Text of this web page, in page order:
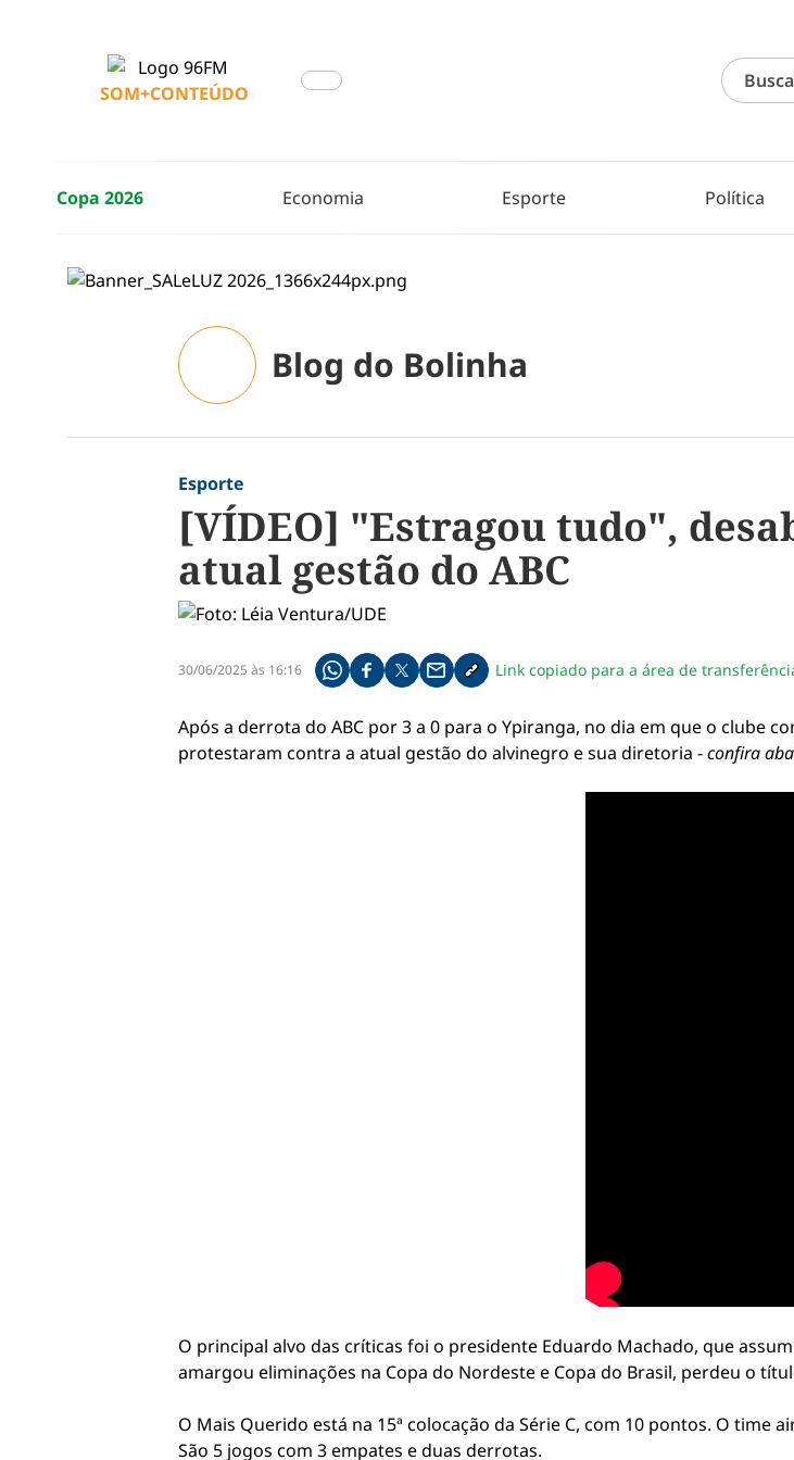
SOM+CONTEÚDO
Copa 2026 Economia Esporte Política
Blog do Bolinha
Esporte
[VÍDEO] "Estragou tudo",
atual gestão do ABC
30/06/2025 às 16:16 Compartilhe pelo whatsapp
Compartilhar no facebook
Compartilhar no twitter
Compartilhe pelo email
Copiar link da notícia
Link copiado para a área de
Após a derrota do ABC por 3 a 0 para o Ypiranga, no dia em que o clube
protestaram contra a atual gestão do alvinegro e sua diretoria -confira
O principal alvo das críticas foi o presidente Eduardo Machado, que
amargou eliminações na Copa do Nordeste e Copa do Brasil, perdeu o
O Mais Querido está na 15ª colocação da Série C, com 10 pontos. O time
São 5 jogos com 3 empates e duas derrotas.